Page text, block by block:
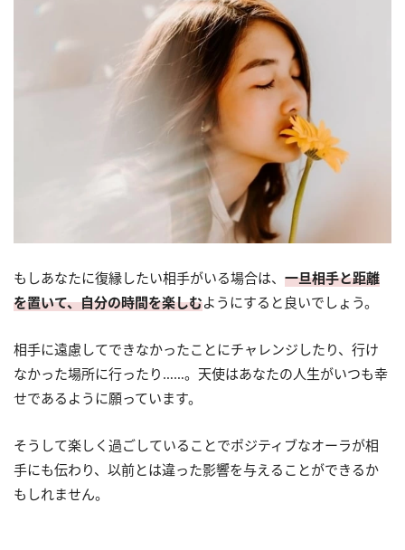
もしあなたに復縁したい相手がいる場合は、 一旦相手と距離
を置いて、自分の時間を楽しむようにすると良いでしょう。
相手に遠慮してできなかったことにチャレンジしたり、行け
なかった場所に行ったり……。天使はあなたの人生がいつも幸
せであるように願っています。
そうして楽しく過ごしていることでポジティブなオーラが相
手にも伝わり、以前とは違った影響を与えることができるか
もしれません。